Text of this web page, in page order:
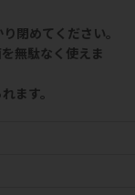
閉めてください。
無駄なく使えま
ます。